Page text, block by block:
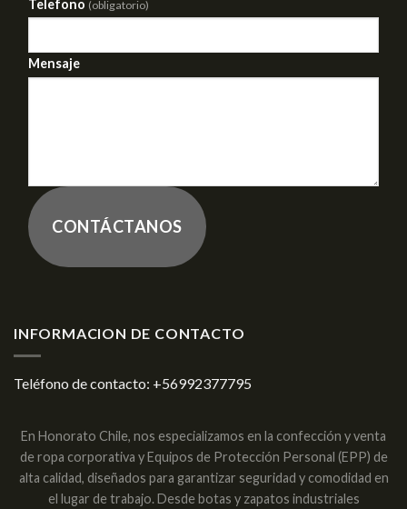
Telefono (obligatorio)
Mensaje
CONTÁCTANOS
INFORMACION DE CONTACTO
Teléfono de contacto: +56992377795
En Honorato Chile, nos especializamos en la confección y venta
de ropa corporativa y Equipos de Protección Personal (EPP) de
alta calidad, diseñados para garantizar seguridad y comodidad en
el lugar de trabajo. Desde botas y zapatos industriales